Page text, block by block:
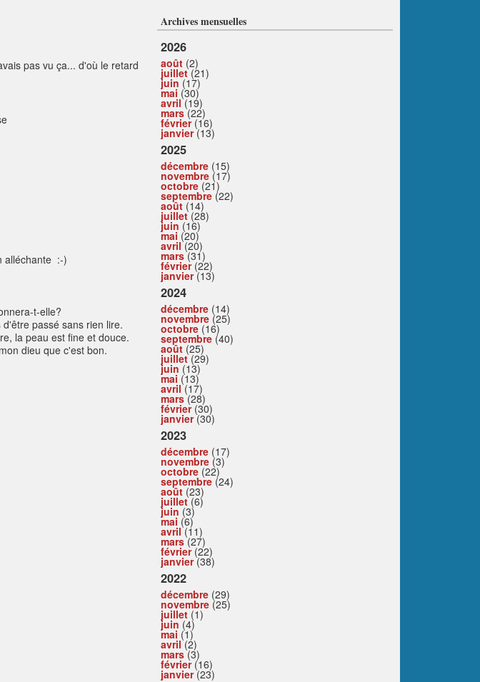
pas vu ça... d'où le retard
alléchante :-)
t-elle?
passé sans rien lire.
la peau est fine et douce.
dieu que c'est bon.
Archives mensuelles
2026
août (2)
juillet(21)
juin (17)
mai (30)
avril(19)
mars(22)
février(16)
janvier(13)
2025
décembre (15)
novembre (17)
octobre (21)
septembre (22)
août (14)
juillet(28)
juin (16)
mai (20)
avril(20)
mars(31)
février(22)
janvier(13)
2024
décembre (14)
novembre (25)
octobre (16)
septembre (40)
août (25)
juillet(29)
juin (13)
mai (13)
avril(17)
mars(28)
février(30)
janvier(30)
2023
décembre (17)
novembre (3)
octobre (22)
septembre (24)
août (23)
juillet(6)
juin (3)
mai (6)
avril(11)
mars(27)
février(22)
janvier(38)
2022
décembre (29)
novembre (25)
juillet (1)
juin (4)
mai (1)
avril(2)
mars(3)
février(16)
janvier(23)